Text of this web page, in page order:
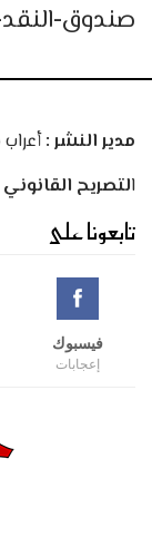
صندوق-
مدير النشر :
التصريح
تابعونا على
فيسبوك
إعجابات